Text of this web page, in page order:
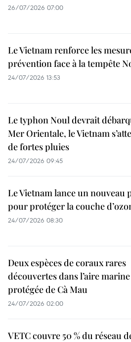
26/07/2026 07:00
Le Vietnam renforce les
prévention face à la tempête
24/07/2026 13:53
Le typhon Noul devrait
Mer Orientale, le Vietnam
de fortes pluies
24/07/2026 09:45
Le Vietnam lance un nouveau
pour protéger la couche
24/07/2026 08:30
Deux espèces de coraux rares
découvertes dans l’aire marine
protégée de Cà Mau
24/07/2026 02:00
VETC couvre 50 % du réseau